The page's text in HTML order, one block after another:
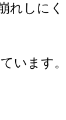
れしに
います。